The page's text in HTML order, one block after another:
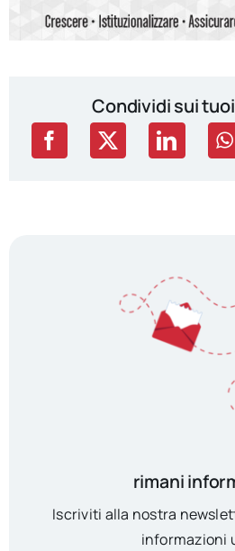
Condividi sui
rimani
Iscriviti alla nostra
informazioni